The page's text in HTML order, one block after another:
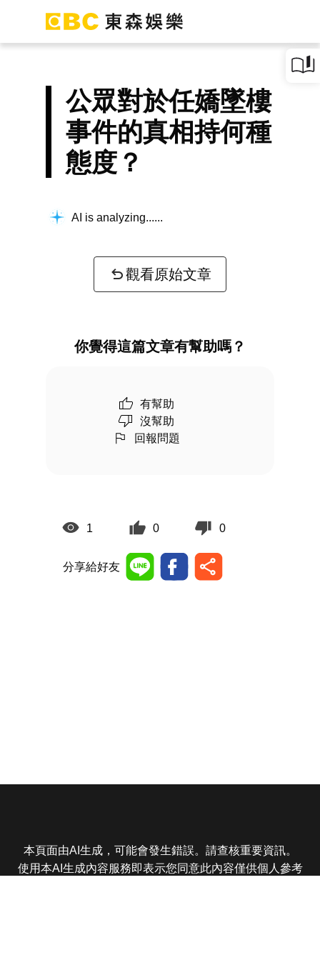
公眾對於任嬌墜樓
事件的真相持何種
態度？
AI is analyzing...
觀看原始文章
你覺得這篇文章有幫助嗎？
有幫助
沒幫助
回報問題
1 0 0
分享給好友
本頁面由AI生成，可能會發生錯誤。請查核重要資訊。
使用本AI生成內容服務即表示您同意此內容僅供個人參考